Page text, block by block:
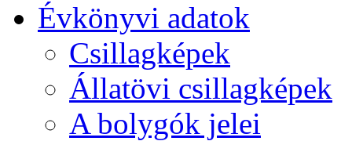
Év­köny­vi ada­tok
Csil­lag­ké­pek
Ál­lat­övi csil­lag­ké­pek
A boly­gók je­lei